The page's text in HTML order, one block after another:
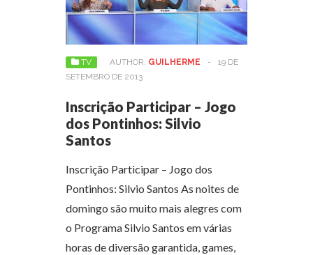
TV AUTHOR: GUILHERME -
19 DE
SETEMBRO DE 2013
Inscrição Participar – Jogo
dos Pontinhos: Silvio
Santos
Inscrição Participar – Jogo dos
Pontinhos: Silvio Santos As noites de
domingo são muito mais alegres com
o Programa Silvio Santos em várias
horas de diversão garantida, games,